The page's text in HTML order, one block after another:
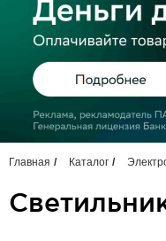
Главная Каталог